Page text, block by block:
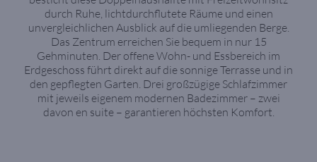
durch Ruhe, lichtdurchflutete Räume und einen
unvergleichlichen Ausblick auf die umliegenden Berge.
Das Zentrum erreichen Sie bequem in nur 15
Gehminuten. Der offene Wohn- und Essbereich im
Erdgeschoss führt direkt auf die sonnige Terrasse und in
den gepflegten Garten. Drei großzügige Schlafzimmer
mit jeweils eigenem modernen Badezimmer – zwei
davon en suite – garantieren höchsten Komfort.